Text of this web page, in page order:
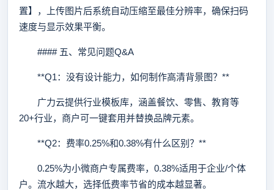
置】，上传图片后系统自动压缩至最佳分辨率，确保扫码
速度与显示效果平衡。
#### 五、常见问题Q&A
**Q1：没有设计能力，如何制作高清背景图？**
广力云提供行业模板库，涵盖餐饮、零售、教育等
20+行业，商户可一键套用并替换品牌元素。
**Q2：费率0.25%和0.38%有什么区别？**
0.25%为小微商户专属费率，0.38%适用于企业/个体
户。流水越大，选择低费率节省的成本越显著。